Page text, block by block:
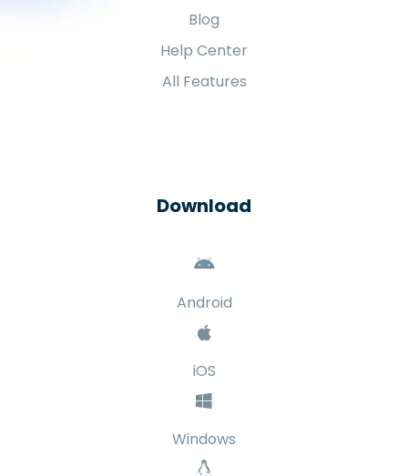
Blog
Help Center
All Features
Download
Android
iOS
Windows